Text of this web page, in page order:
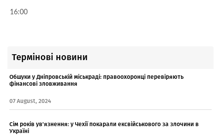
16:00
Термінові новини
Обшуки у Дніпровській міськраді: правоохоронці перевіряють
фінансові зловживання
07 August, 2024
Сім років ув'язнення: у Чехії покарали ексвійськового за злочини в
Україні